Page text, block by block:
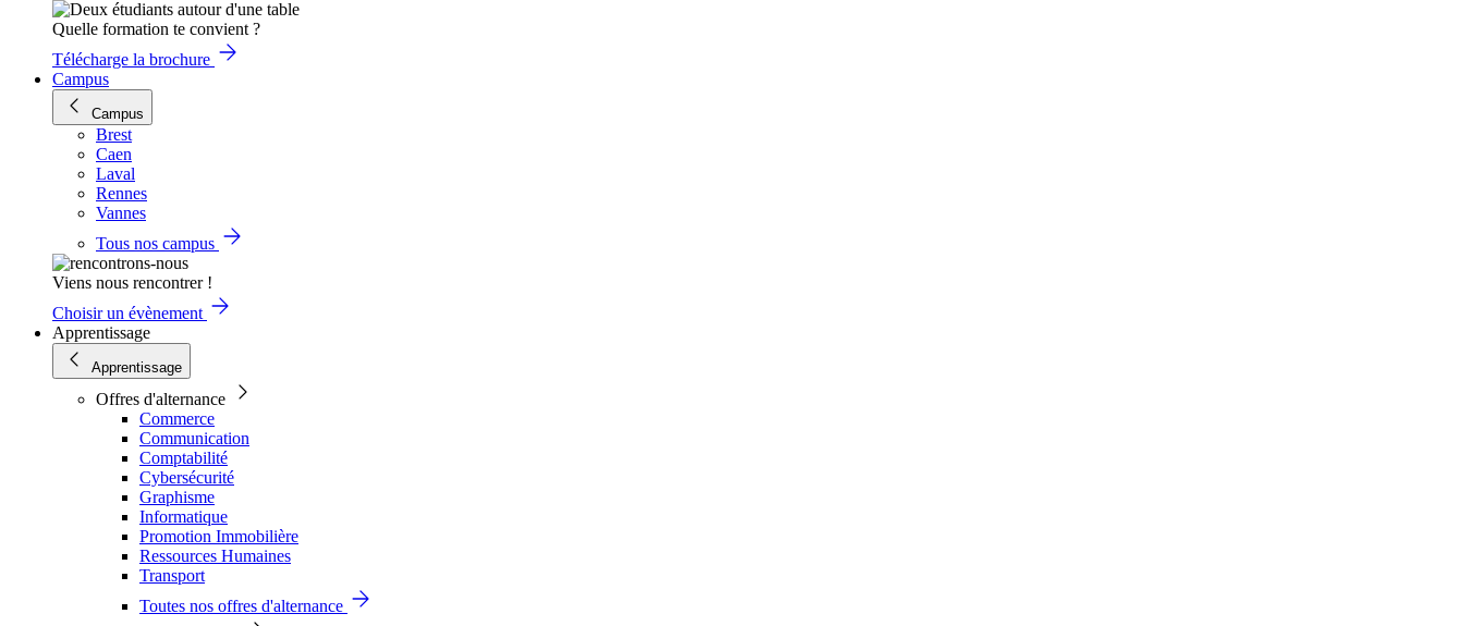
Quelle formation te convient ?
Télécharge la brochure
Campus
Campus
Brest
Caen
Laval
Rennes
Vannes
Tous nos campus
Viens nous rencontrer !
Choisir un évènement
Apprentissage
Apprentissage
Offres d'alternance
Commerce
Communication
Comptabilité
Cybersécurité
Graphisme
Informatique
Promotion Immobilière
Ressources Humaines
Transport
Toutes nos offres d'alternance